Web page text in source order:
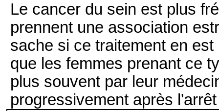
Le cancer du sein est plus
prennent une association
sache si ce traitement en
que les femmes prenant ce
plus souvent par leur
progressivement après